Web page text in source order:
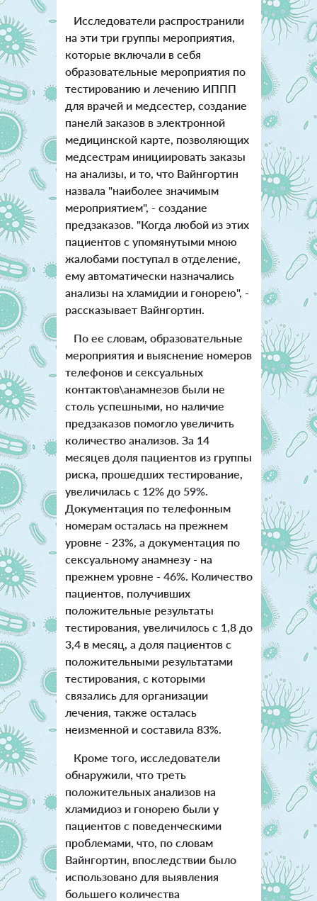
Исследователи распространили
на эти три группы мероприятия,
которые включали в себя
образовательные мероприятия по
тестированию и лечению ИППП
для врачей и медсестер, создание
панелй заказов в электронной
медицинской карте, позволяющих
медсестрам инициировать заказы
на анализы, и то, что Вайнгортин
назвала "наиболее значимым
мероприятием", - создание
предзаказов. "Когда любой из этих
пациентов с упомянутыми мною
жалобами поступал в отделение,
ему автоматически назначались
анализы на хламидии и гонорею", -
рассказывает Вайнгортин.
По ее словам, образовательные
мероприятия и выяснение номеров
телефонов и сексуальных
контактов\анамнезов были не
столь успешными, но наличие
предзаказов помогло увеличить
количество анализов. За 14
месяцев доля пациентов из группы
риска, прошедших тестирование,
увеличилась с 12% до 59%.
Документация по телефонным
номерам осталась на прежнем
уровне - 23%, а документация по
сексуальному анамнезу - на
прежнем уровне - 46%. Количество
пациентов, получивших
положительные результаты
тестирования, увеличилось с 1,8 до
3,4 в месяц, а доля пациентов с
положительными результатами
тестирования, с которыми
связались для организации
лечения, также осталась
неизменной и составила 83%.
Кроме того, исследователи
обнаружили, что треть
положительных анализов на
хламидиоз и гонорею были у
пациентов с поведенческими
проблемами, что, по словам
Вайнгортин, впоследствии было
использовано для выявления
большего количества